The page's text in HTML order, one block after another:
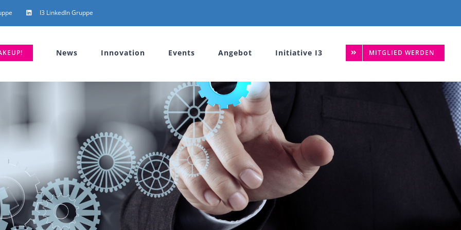
I3 LinkedIn Gruppe
News Innovation Events Angebot Initiative I3 MITGLIED WERDEN